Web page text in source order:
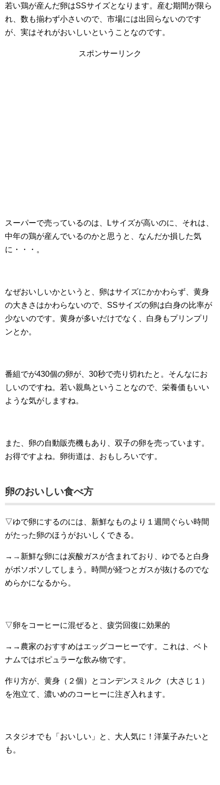
若い鶏が産んだ卵はSSサイズとなります。産む期間が限ら
れ、数も揃わず小さいので、市場には出回らないのです
が、実はそれがおいしいということなのです。
スポンサーリンク
スーパーで売っているのは、Lサイズが高いのに、それは、
中年の鶏が産んでいるのかと思うと、なんだか損した気
に・・・。
なぜおいしいかというと、卵はサイズにかかわらず、黄身
の大きさはかわらないので、SSサイズの卵は白身の比率が
少ないのです。黄身が多いだけでなく、白身もプリンプリ
ンとか。
番組でが430個の卵が、30秒で売り切れたと。そんなにお
しいのですね。若い親鳥ということなので、栄養価もいい
ような気がしますね。
また、卵の自動販売機もあり、双子の卵を売っています。
お得ですよね。卵街道は、おもしろいです。
卵のおいしい食べ方
▽ゆで卵にするのには、新鮮なものより１週間ぐらい時間
がたった卵のほうがおいしくできる。
→ → 新鮮な卵には炭酸ガスが含まれており、ゆでると白身
がボソボソしてしまう。時間が経つとガスが抜けるのでな
めらかになるから。
▽卵をコーヒーに混ぜると、疲労回復に効果的
→→農家のおすすめはエッグコーヒーです。これは、ベト
ナムではポピュラーな飲み物です。
作り方が、黄身（２個）とコンデンスミルク（大さじ１）
を泡立て、濃いめのコーヒーに注ぎ入れます。
スタジオでも「おいしい」と、大人気に！洋菓子みたいと
も。